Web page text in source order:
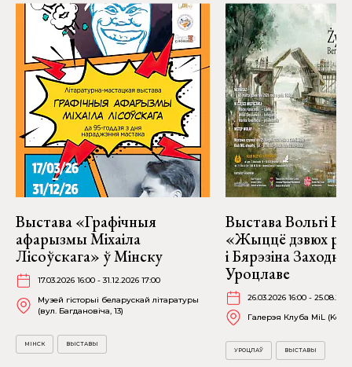
Выстава «Графічныя
афарызмы Міхаіла
Лісоўскага» ў Мінску
17.03.2026 16:00 - 31.12.2026 17:00
Музей гісторыі беларускай літаратуры
(вул. Багдановіча, 13)
МІНСК ВЫСТАВЫ
Выстава Вольгі
«Жыццё дзвюх
і Бярэзіна
Уроцлаве
26.03.2026 16:00 -
Галерэя Клуба MiL
УРОЦЛАЎ ВЫСТАВЫ